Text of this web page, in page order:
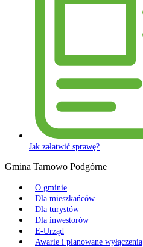
Jak załatwić sprawę?
Gmina Tarnowo Podgórne
O gminie
Dla mieszkańców
Dla turystów
Dla inwestorów
E-Urząd
Awarie i planowane wyłączenia